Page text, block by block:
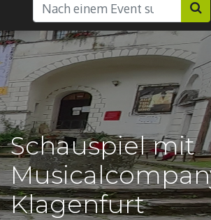
Schauspiel mit
Klagenfurt